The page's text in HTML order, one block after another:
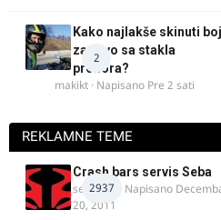
2
Kako najlakše skinuti
za drvo sa stakla
prozora?
makikt · Napisano Pre 2 sati
REKLAMNE TEME
2937
Crash bars servis Seba
seba011 · Napisano
20, 2011